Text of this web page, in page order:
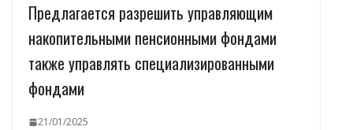
Предлагается разрешить управляющим
накопительными пенсионными фондами
также управлять специализированными
фондами
21/01/2025